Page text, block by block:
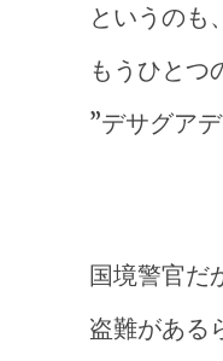
というのも、
もうひとつ
”デサグア
国境警官だ
盗難がある